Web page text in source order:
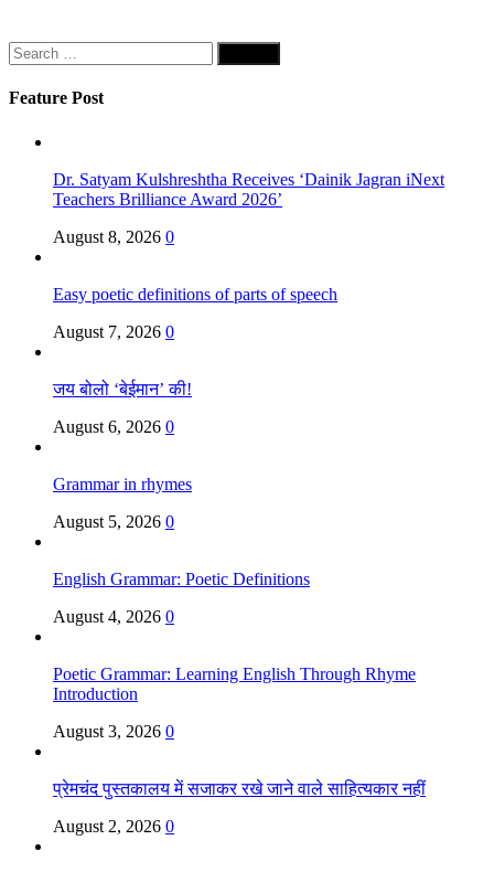
Search
for:
Feature Post
Dr. Satyam Kulshreshtha Receives ‘Dainik Jagran iNext
Teachers Brilliance Award 2026’
August 8, 2026 0
Easy poetic definitions of parts of speech
August 7, 2026 0
जय बोलो ‘बेईमान’ की!
August 6, 2026 0
Grammar in rhymes
August 5, 2026 0
English Grammar: Poetic Definitions
August 4, 2026 0
Poetic Grammar: Learning English Through Rhyme
Introduction
August 3, 2026 0
प्रेमचंद पुस्तकालय में सजाकर रखे जाने वाले साहित्यकार नहीं
August 2, 2026 0